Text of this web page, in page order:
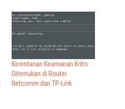
Kerentanan Keamanan Kritis
Ditemukan di Router
Netcomm dan TP-Link